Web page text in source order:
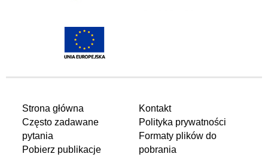
Strona główna
Często zadawane
pytania
Pobierz publikacje
Kontakt
Polityka prywatności
Formaty plików do
pobrania